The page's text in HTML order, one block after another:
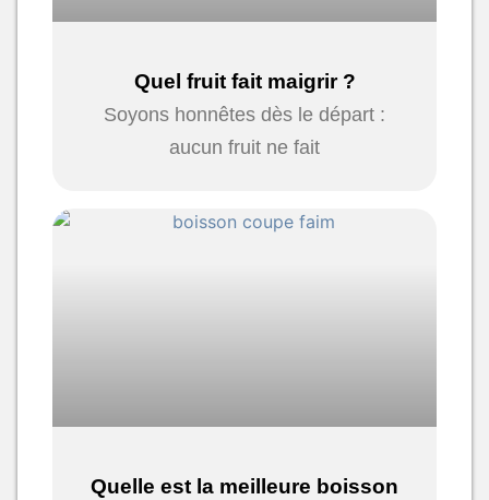
Quel fruit fait maigrir ?
Soyons honnêtes dès le départ :
aucun fruit ne fait
Quelle est la meilleure boisson